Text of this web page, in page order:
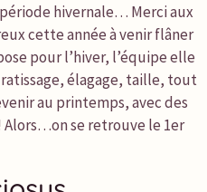
hivernale… Merci aux
cette année à venir flâner
pour l’hiver, l’équipe elle
élagage, taille, tout
au printemps, avec des
Alors…on se retrouve le 1er